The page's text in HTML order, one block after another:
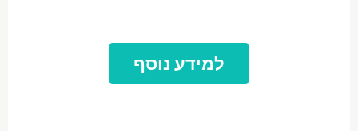
למידע נוסף